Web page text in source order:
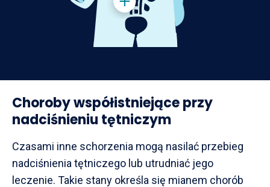
Choroby współistniejące przy
nadciśnieniu tętniczym
Czasami inne schorzenia mogą nasilać przebieg
nadciśnienia tętniczego lub utrudniać jego
leczenie. Takie stany określa się mianem chorób